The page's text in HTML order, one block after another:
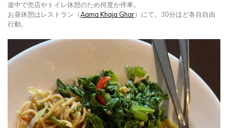
途中で売店やトイレ休憩のため何度か停車。
お昼休憩はレストラン（Aama Khaja Ghar）にて。30分ほど各自自由
行動。